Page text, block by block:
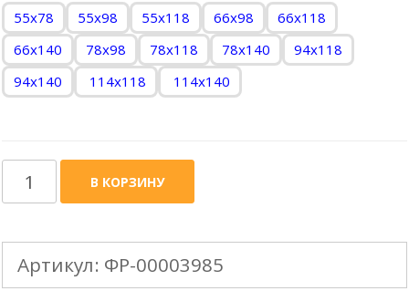
55x78 55x98 55х118 66x98
66х118
66х140
78x98 78х118 78х140
94х118
94х140
114х118 114х140
Количество
товара
FAKRO
стандартная
В КОРЗИНУ
Артикул: ФР-00003985